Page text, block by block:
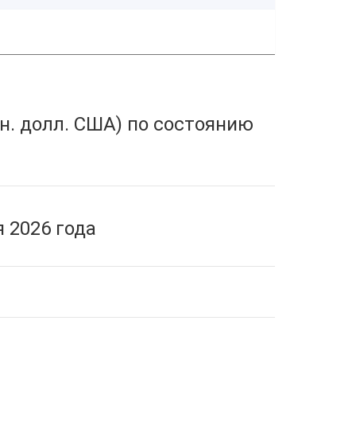
долл. США) по состоянию
года